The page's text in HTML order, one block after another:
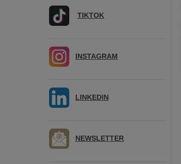
TIKTOK
INSTAGRAM
LINKEDIN
NEWSLETTER